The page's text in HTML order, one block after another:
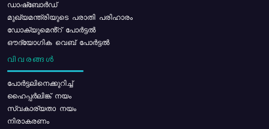
ഡാഷ്ബോർഡ്
മുഖ്യമന്ത്രിയുടെ പരാതി പരിഹാരം
ഡോക്യുമെൻ്റ് പോർട്ടൽ
ഔദ്യോഗിക വെബ് പോർട്ടൽ
വിവരങ്ങൾ
പോര്‍ട്ടലിനെക്കുറിച്ച്
ഹൈപ്പർലിങ്ക് നയം
സ്വകാര്യതാ നയം
നിരാകരണം